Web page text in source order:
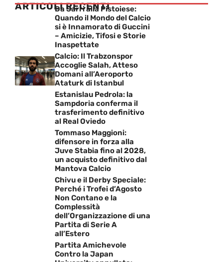
ARTICOLI RECENTI
Da Sarri alla Pistoiese:
Quando il Mondo del Calcio
si è Innamorato di Guccini
– Amicizie, Tifosi e Storie
Inaspettate
Calcio: Il Trabzonspor
Accoglie Salah, Atteso
Domani all’Aeroporto
Ataturk di Istanbul
Estanislau Pedrola: la
Sampdoria conferma il
trasferimento definitivo
al Real Oviedo
Tommaso Maggioni:
difensore in forza alla
Juve Stabia fino al 2028,
un acquisto definitivo dal
Mantova Calcio
Chivu e il Derby Speciale:
Perché i Trofei d’Agosto
Non Contano e la
Complessità
dell’Organizzazione di una
Partita di Serie A
all’Estero
Partita Amichevole
Contro la Japan